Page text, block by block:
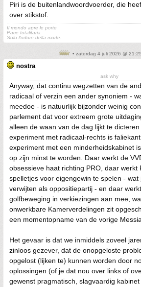
Piri is de buitenlandwoordvoerder, die
over stikstof.
Il mondo apre le porte
Pace totalitaria
Solo l'odore della morte.
• zaterdag 4 juli 2026 @
nostra
ask why
Anyway, dat continu wegzetten van de
radicaal of verzin een ander synoniem -
meedoe - is natuurlijk bijzonder weinig
parlement dat voor extreem grote
alleen de waan van de dag lijkt te
experiment met radicaal-rechts is
experiment met een minderheidskabinet
op zijn minst te worden. Daar werkt de
obsessieve haat richting PRO, daar werkt
spelletjes voor eigengewin te spelen - wat
verwijten als oppositiepartij - en daar
golfbeweging in verkiezingen aan mee,
onwerkbare Kamerverdelingen zit
een momentopname van de vorige
Het gevaar is dat we inmiddels zoveel
zinloos gezever, dat de onopgeloste
opgelost (lijken te) kunnen worden door
oplossingen (of je dat nou over links of
gewenst pragmatisch, slagvaardig